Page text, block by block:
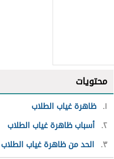
محتويات
١ ظاهرة غياب الطلاب
٢ أسباب ظاهرة غياب الطلاب
٣ الحد من ظاهرة غياب الطلاب